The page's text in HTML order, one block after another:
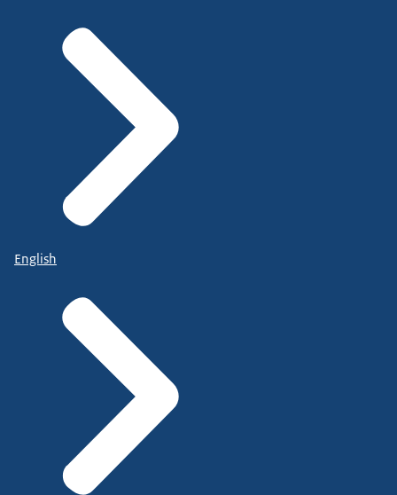
gratis en anoniem advies over uw geldzaken
English